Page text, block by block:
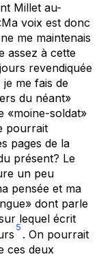
Millet au-
voix est donc
me maintenais
assez à cette
revendiquée
je me fais de
du néant»
«moine-soldat»
pourrait
pages de la
présent? Le
un peu
pensée et ma
dont parle
lequel écrit
5
. On pourrait
ces deux